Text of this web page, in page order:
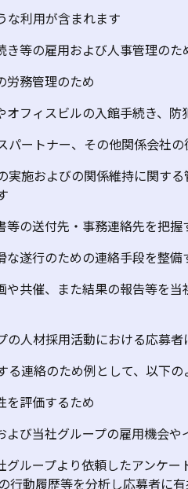
な利用が含まれます
の雇用および人事管理のた
務管理のため
ィスビルの入館手続き、防
ートナー、その他関係会社の
実施およびの関係維持に関す
送付先・事務連絡先を把握
行のための連絡手段を整備
催、また結果の報告等を当
人材採用活動における応募者
る連絡のため例として、以下
評価するため
当社グループの雇用機会や
ープより依頼したアンケー
行動履歴等を分析し応募者に